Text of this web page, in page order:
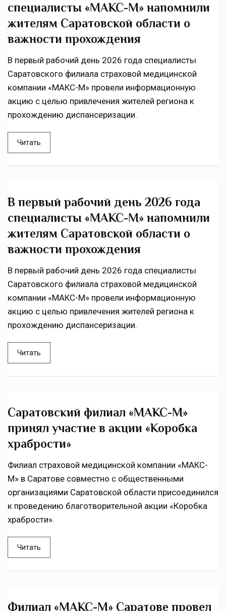
специалисты «МАКС-М» напомнили
жителям Саратовской области о
важности прохождения
В первый рабочий день 2026 года специалисты
Саратовского филиала страховой медицинской
компании «МАКС-М» провели информационную
акцию с целью привлечения жителей региона к
прохождению диспансеризации.
Читать
В первый рабочий день 2026 года
специалисты «МАКС-М» напомнили
жителям Саратовской области о
важности прохождения
В первый рабочий день 2026 года специалисты
Саратовского филиала страховой медицинской
компании «МАКС-М» провели информационную
акцию с целью привлечения жителей региона к
прохождению диспансеризации.
Читать
Саратовский филиал «МАКС-М»
принял участие в акции «Коробка
храбрости»
Филиал страховой медицинской компании «МАКС-
М» в Саратове совместно с общественными
организациями Саратовской области присоединился
к проведению благотворительной акции «Коробка
храбрости».
Читать
Филиал «МАКС-М» Саратове провел